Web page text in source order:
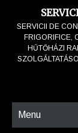
SERVICII DE
FRIGORIFICE,
HŰTŐHÁZI
Menu